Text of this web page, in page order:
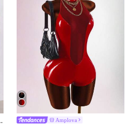
noire pour femmes Amplova